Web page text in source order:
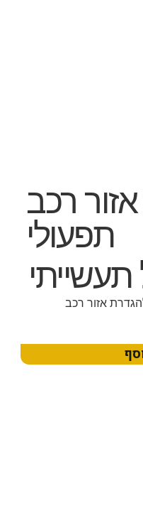
רכב
תפעולי
אזור רכב